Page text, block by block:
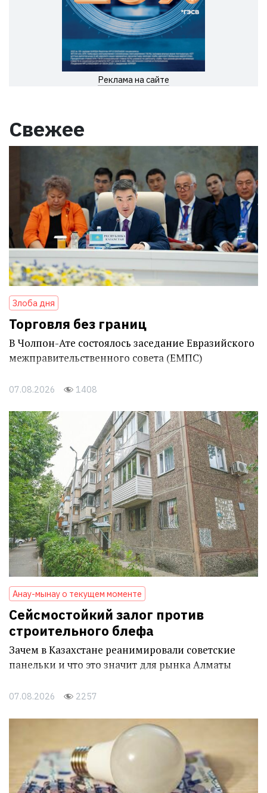
Реклама на сайте
Свежее
Злоба дня
Торговля без границ
В Чолпон-Ате состоялось заседание Евразийского
межправительственного совета (ЕМПС)
07.08.2026 1408
Анау-мынау о текущем моменте
Сейсмостойкий залог против
строительного блефа
Зачем в Казахстане реанимировали советские
панельки и что это значит для рынка Алматы
07.08.2026 2257